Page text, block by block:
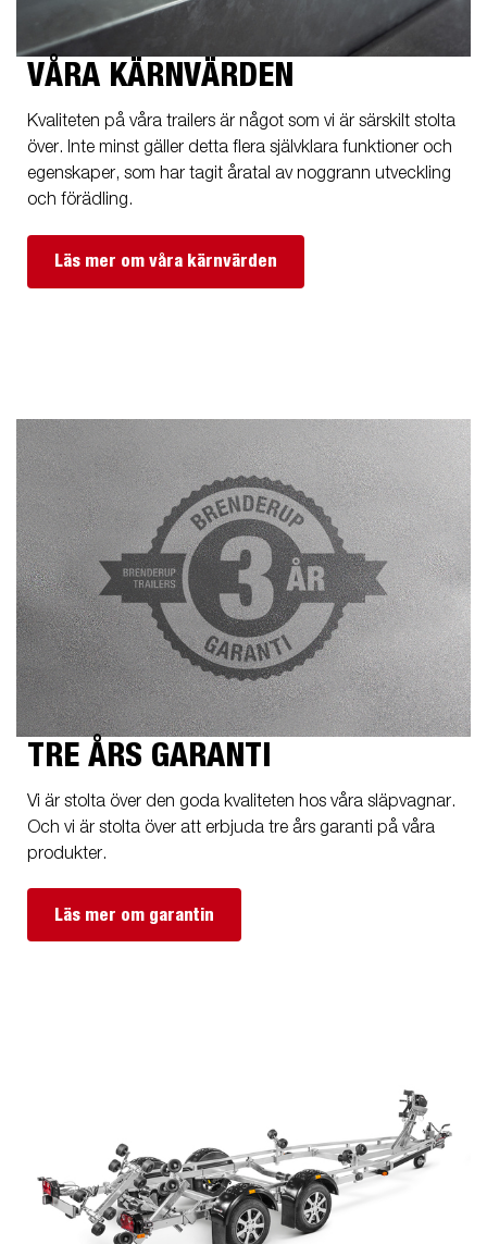
VÅRA KÄRNVÄRDEN
Kvaliteten på våra trailers är något som vi är särskilt stolta
över. Inte minst gäller detta flera självklara funktioner och
egenskaper, som har tagit åratal av noggrann utveckling
och förädling.
Läs mer om våra kärnvärden
TRE ÅRS GARANTI
Vi är stolta över den goda kvaliteten hos våra släpvagnar.
Och vi är stolta över att erbjuda tre års garanti på våra
produkter.
Läs mer om garantin